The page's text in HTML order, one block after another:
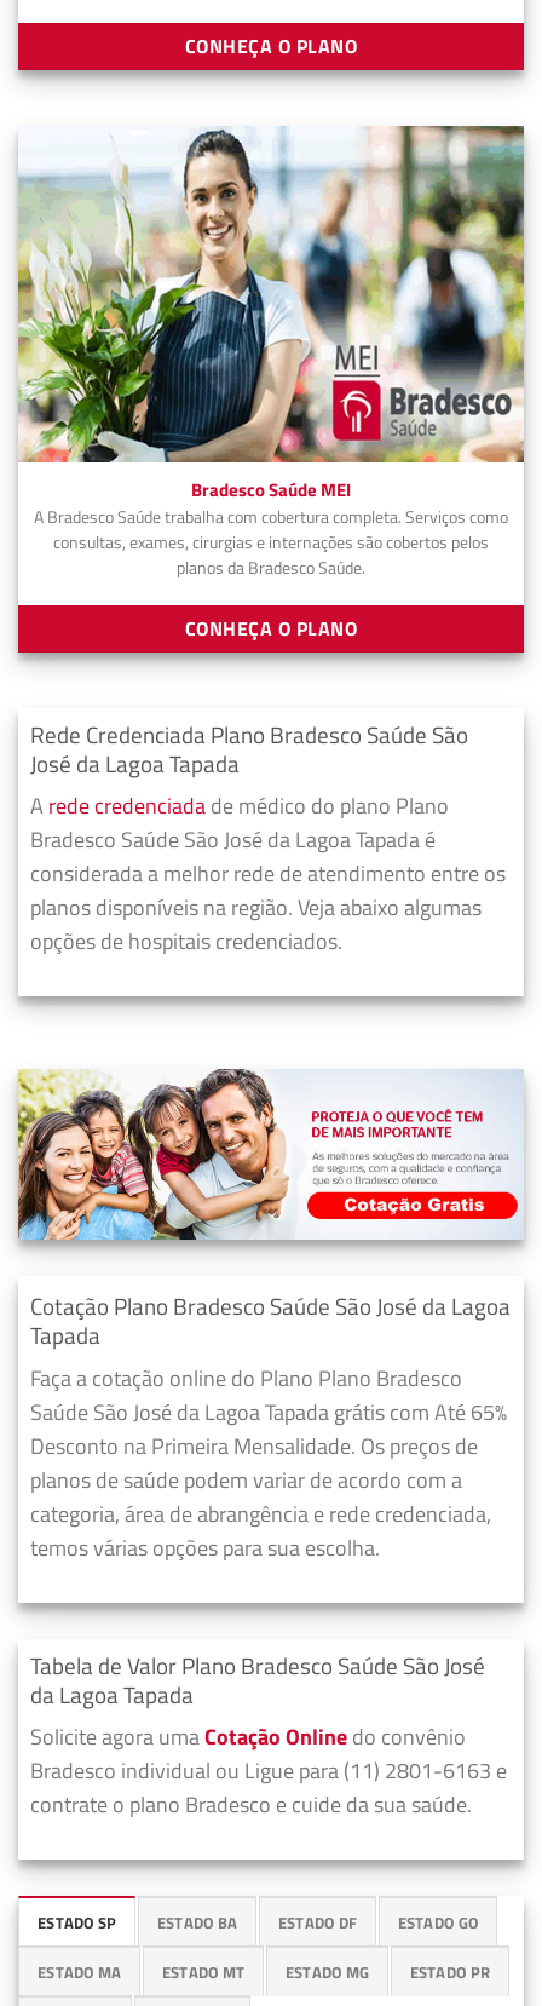
CONHEÇA O PLANO
Bradesco Saúde MEI
A Bradesco Saúde trabalha com cobertura completa. Serviços como
consultas, exames, cirurgias e internações são cobertos pelos
planos da Bradesco Saúde.
CONHEÇA O PLANO
Rede Credenciada Plano Bradesco Saúde São
José da Lagoa Tapada
A rede credenciadade médico do plano Plano
Bradesco Saúde São José da Lagoa Tapada é
considerada a melhor rede de atendimento entre os
planos disponíveis na região. Veja abaixo algumas
opções de hospitais credenciados.
Cotação Plano Bradesco Saúde São José da Lagoa
Tapada
Faça a cotação online do Plano Plano Bradesco
Saúde São José da Lagoa Tapada grátis com Até 65%
Desconto na Primeira Mensalidade. Os preços de
planos de saúde podem variar de acordo com a
categoria, área de abrangência e rede credenciada,
temos várias opções para sua escolha.
Tabela de Valor Plano Bradesco Saúde São José
da Lagoa Tapada
Solicite agora umaCotação Onlinedo convênio
Bradesco individual ou Ligue para (11) 2801-6163 e
contrate o plano Bradesco e cuide da sua saúde.
ESTADO SP ESTADO BA ESTADO DF ESTADO GO
ESTADO MA ESTADO MT ESTADO MG ESTADO PR